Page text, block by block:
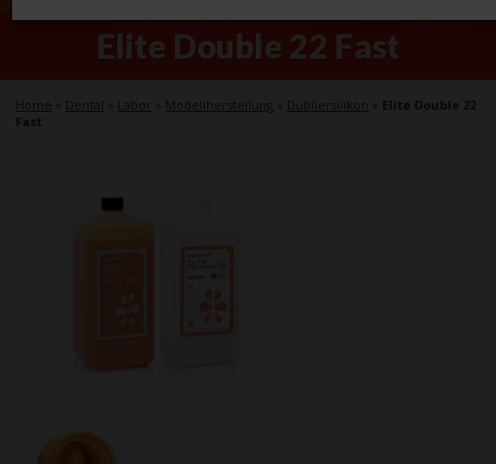
Elite Double 22 Fast
Home Dental Labor Modellherstellung Dubliersilikon
Elite Double 22
Fast